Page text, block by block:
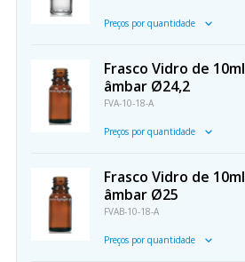
Preços por quantidade
Frasco Vidro de 10ml
âmbar Ø24,2
FVA-10-18-A
Preços por quantidade
Frasco Vidro de 10ml
âmbar Ø25
FVAB-10-18-A
Preços por quantidade